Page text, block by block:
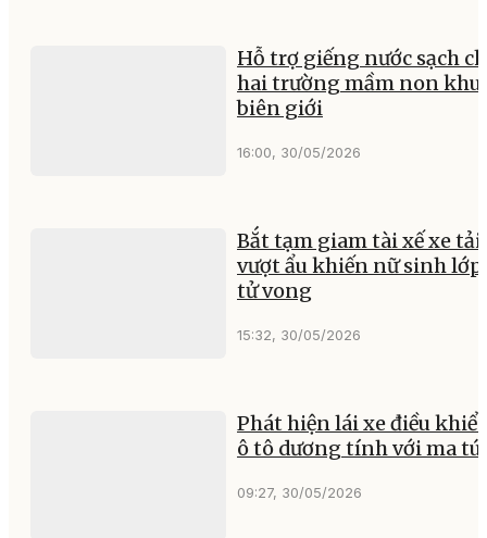
Hỗ trợ giếng nước sạch
hai trường mầm non khu
biên giới
16:00, 30/05/2026
Bắt tạm giam tài xế xe tải
vượt ẩu khiến nữ sinh lớp
tử vong
15:32, 30/05/2026
Phát hiện lái xe điều
ô tô dương tính với ma
09:27, 30/05/2026